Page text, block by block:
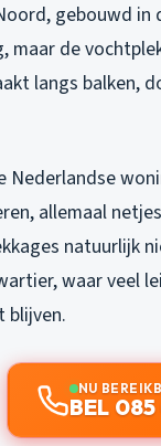
gebouwd in
maar de
langs balken,
Nederlandse
allemaal
natuurlijk
waar veel
blijven.
NU
BEL